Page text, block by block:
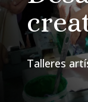
Talleres